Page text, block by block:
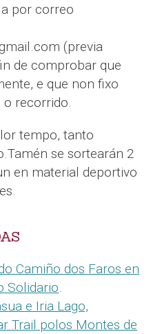
por correo
(previa
de comprobar que
e que non fixo
o recorrido.
tempo, tanto
se sortearán 2
en material deportivo
Camiño dos Faros en
Solidario.
e Iria Lago,
Trail polos Montes de